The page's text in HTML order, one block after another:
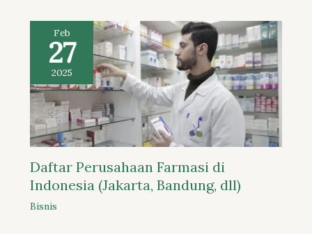
Feb
27
2025
Daftar Perusahaan Farmasi di
Indonesia (Jakarta, Bandung, dll)
Bisnis